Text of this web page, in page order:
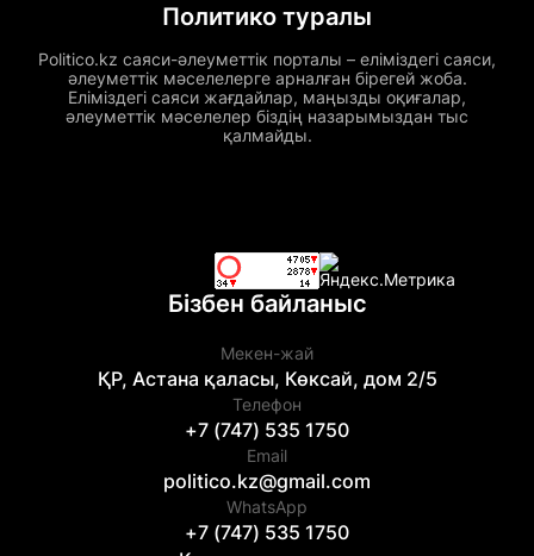
Политико туралы
Politico.kz саяси-әлеуметтік порталы – еліміздегі саяси,
әлеуметтік мәселелерге арналған бірегей жоба.
Еліміздегі саяси жағдайлар, маңызды оқиғалар,
әлеуметтік мәселелер біздің назарымыздан тыс
қалмайды.
Бізбен байланыс
Мекен-жай
ҚР, Астана қаласы, Көксай, дом 2/5
Телефон
+7 (747) 535 1750
Email
politico.kz@gmail.com
WhatsApp
+7 (747) 535 1750